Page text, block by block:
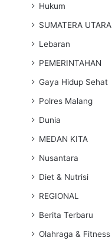
Hukum
SUMATERA UTARA
Lebaran
PEMERINTAHAN
Gaya Hidup Sehat
Polres Malang
Dunia
MEDAN KITA
Nusantara
Diet & Nutrisi
REGIONAL
Berita Terbaru
Olahraga & Fitness